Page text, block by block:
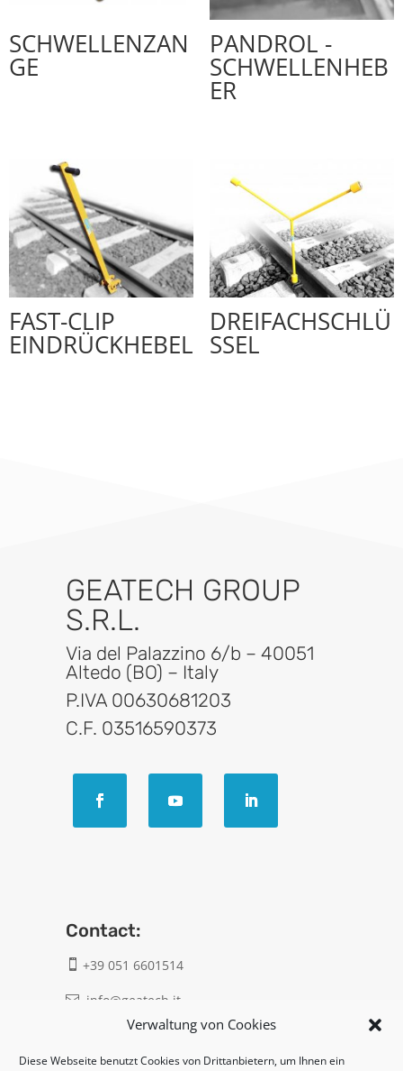
Verwaltung von Cookies
Diese Webseite benutzt Cookies von Drittanbietern, um Ihnen ein
SCHWELLENZAN
GE
PANDROL -
SCHWELLENHEB
ER
FAST-CLIP
EINDRÜCKHEBEL
DREIFACHSCHLÜ
SSEL
GEATECH GROUP
S.R.L.
Via del Palazzino 6/b – 40051
Altedo (BO) – Italy
P.IVA 00630681203
C.F. 03516590373
Contact:
 +39 051 6601514
 info@geatech.it